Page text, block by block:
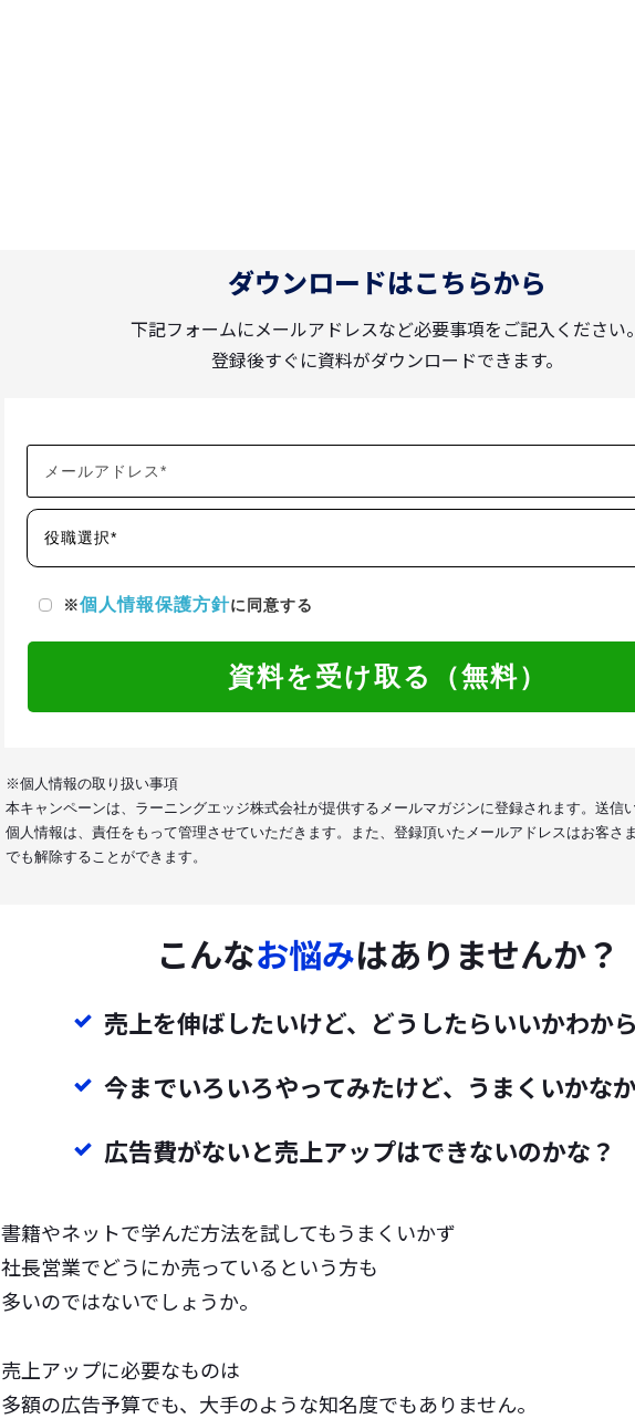
ダウンロードはこちらから
下記フォームにメールアドレスなど必要事項をご記入ください
登録後すぐに資料がダウンロードできます。
役職選択*
※個人情報保護方針に同意する
資料を受け取る（無料）
※個人情報の取り扱い事項
本キャンペーンは、ラーニングエッジ株式会社が提供するメールマガジンに登録されます。送信
個人情報は、責任をもって管理させていただきます。また、登録頂いたメールアドレスはお客さ
でも解除することができます。
こんなお悩みはありませんか？
売上を伸ばしたいけど、どうしたらいいかわか
今までいろいろやってみたけど、うまくいかな
広告費がないと売上アップはできないのかな？
書籍やネットで学んだ方法を試してもうまくいかず
社長営業でどうにか売っているという方も
多いのではないでしょうか。
売上アップに必要なものは
多額の広告予算でも、大手のような知名度でもありません。